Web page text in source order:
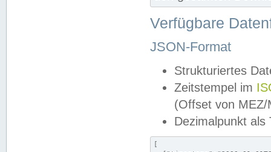
Verfügbare
JSON-Format
Strukturiertes
Zeitstempel im
(Offset von MEZ/
Dezimalpunkt als
[